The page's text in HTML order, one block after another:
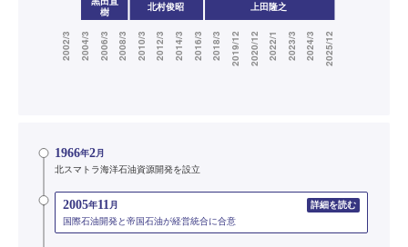
1966年2月
北スマトラ海洋石油資源開発を設立
2005年11月
詳細を読む
国際石油開発と帝国石油が経営統合に合意